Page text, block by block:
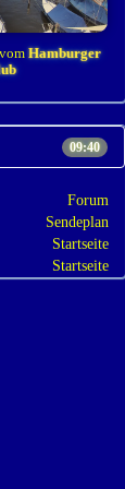
Hamburger
09:40
Forum
Sendeplan
Startseite
Startseite